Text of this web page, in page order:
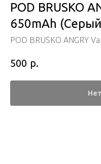
POD BRUSKO
650mAh
POD BRUSKO ANGRY
500 р.